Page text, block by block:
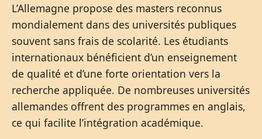
L’Allemagne propose des masters reconnus
mondialement dans des universités publiques
souvent sans frais de scolarité. Les étudiants
internationaux bénéficient d’un enseignement
de qualité et d’une forte orientation vers la
recherche appliquée. De nombreuses universités
allemandes offrent des programmes en anglais,
ce qui facilite l’intégration académique.